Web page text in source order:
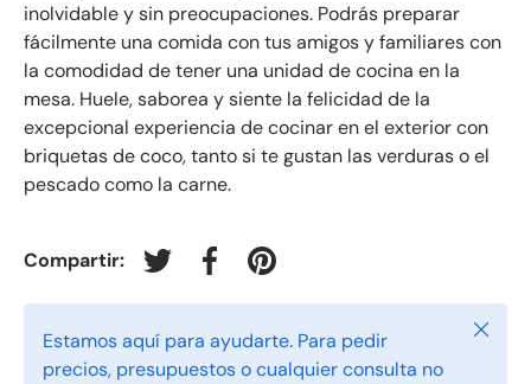
inolvidable y sin preocupaciones. Podrás preparar
fácilmente una comida con tus amigos y familiares con
la comodidad de tener una unidad de cocina en la
mesa. Huele, saborea y siente la felicidad de la
excepcional experiencia de cocinar en el exterior con
briquetas de coco, tanto si te gustan las verduras o el
pescado como la carne.
Compartir: Tuitear en Twitter
Compartir en Facebook
Crear un Pin en Pinterest
Estamos aquí para ayudarte. Para pedir
precios, presupuestos o cualquier consulta no
Cerrar